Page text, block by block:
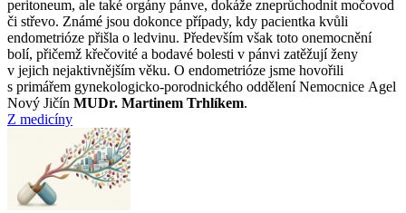
peritoneum, ale také orgány pánve, dokáže zneprůchodnit močovod
či střevo. Známé jsou dokonce případy, kdy pacientka kvůli
endometrióze přišla o ledvinu. Především však toto onemocnění
bolí, přičemž křečovité a bodavé bolesti v pánvi zatěžují ženy
v jejich nejaktivnějším věku. O endometrióze jsme hovořili
s primářem gynekologicko-porodnického oddělení Nemocnice Agel
Nový Jičín MUDr. Martinem Trhlíkem.
Z medicíny